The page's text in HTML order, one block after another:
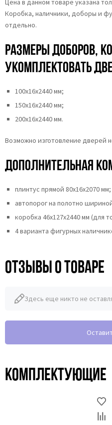
Цена в данном товаре указана
Коробка, наличники, доборы и
отдельно.
Размеры доборов,
укомплектовать
100х16х2440 мм;
150х16х2440 мм;
200х16х2440 мм.
Возможно изготовление дверей
Дополнительная
плинтус прямой 80х16х2070 мм;
автопорог на полотно
коробка 46x127x2440 мм (для
4 варианта фигурных
Отзывы о товаре
Здесь еще никто не
Комплектующие